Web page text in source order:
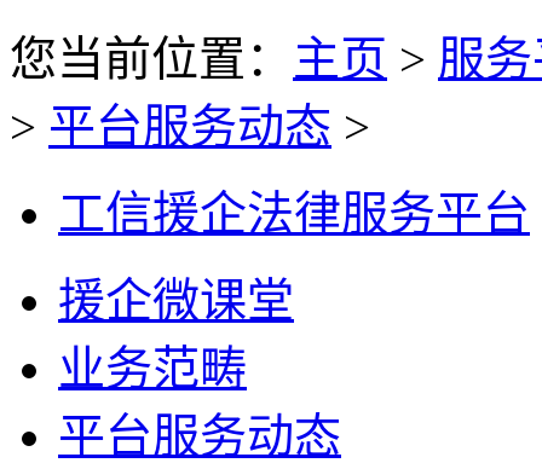
您当前位置： 主页 > 服
> 平台服务动态 >
工信援企法律服务平台
援企微课堂
业务范畴
平台服务动态